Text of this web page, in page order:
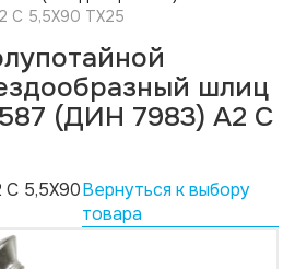
C 5,5X90 TX25
шлиц
(ДИН 7983) А2 C
5,5X90Вернуться к выбору
товара